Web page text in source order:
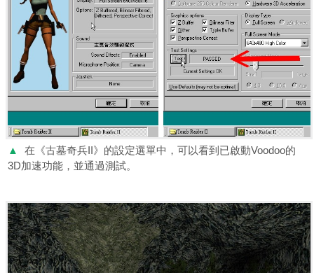
▲
在《古墓奇兵II》的設定選單中，可以看到已啟動Voodoo的
3D加速功能，並通過測試。